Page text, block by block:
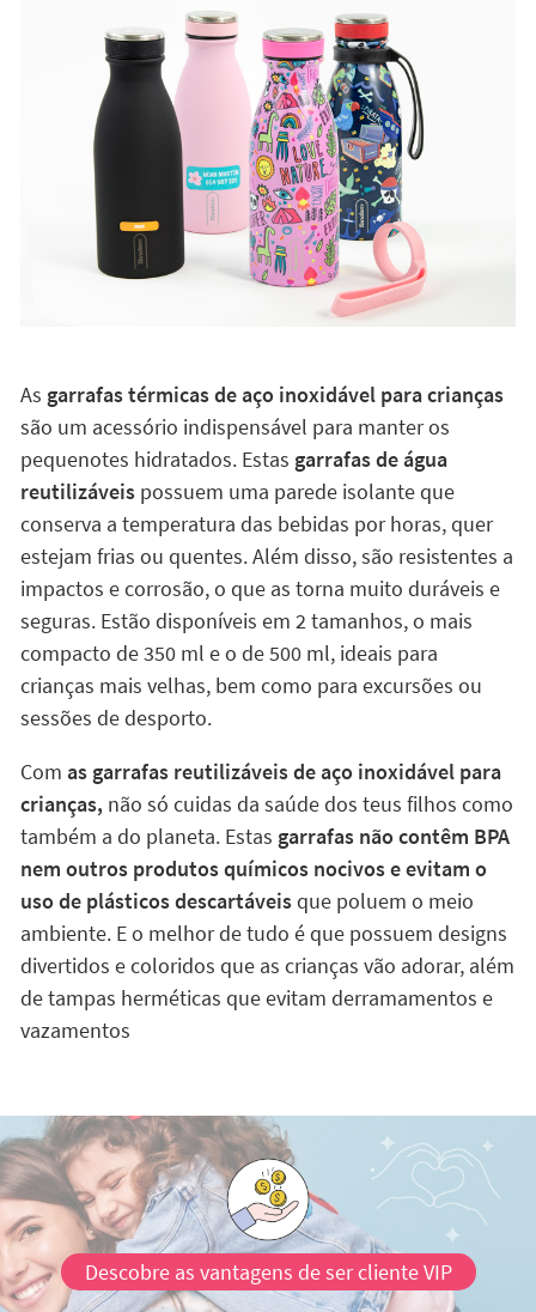
As garrafas térmicas de aço inoxidável para crianças
são um acessório indispensável para manter os
pequenotes hidratados. Estas garrafas de água
reutilizáveispossuem uma parede isolante que
conserva a temperatura das bebidas por horas, quer
estejam frias ou quentes. Além disso, são resistentes a
impactos e corrosão, o que as torna muito duráveis e
seguras. Estão disponíveis em 2 tamanhos, o mais
compacto de 350 ml e o de 500 ml, ideais para
crianças mais velhas, bem como para excursões ou
sessões de desporto.
Com as garrafas reutilizáveis de aço inoxidável para
crianças, não só cuidas da saúde dos teus filhos como
também a do planeta. Estas garrafas não contêm BPA
nem outros produtos químicos nocivos e evitam o
uso de plásticos descartáveisque poluem o meio
ambiente. E o melhor de tudo é que possuem designs
divertidos e coloridos que as crianças vão adorar, além
de tampas herméticas que evitam derramamentos e
vazamentos
Descobre as vantagens de ser cliente VIP